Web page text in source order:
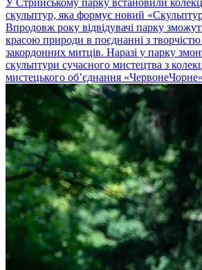
скульптур, яка формує новий
Впродовж року відвідувачі парку
красою природи в поєднанні з творчістю
закордонних митців. Наразі у парку
скульптури сучасного мистецтва з
мистецького об’єднання